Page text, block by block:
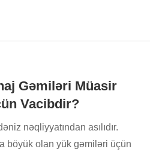
Gəmiləri Müasir
Vacibdir?
nəqliyyatından asılıdır.
böyük olan yük gəmiləri üçün